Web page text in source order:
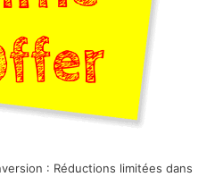
: Réductions limitées dans